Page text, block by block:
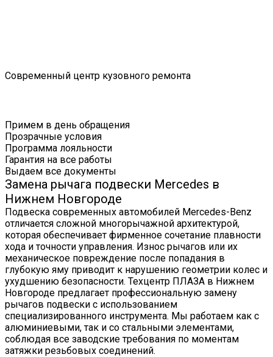
Современный центр кузовного ремонта
Примем в день обращения
Прозрачные условия
Программа лояльности
Гарантия на все работы
Выдаем все документы
Замена рычага подвески Mercedes в
Нижнем Новгороде
Подвеска современных автомобилей Mercedes-Benz
отличается сложной многорычажной архитектурой,
которая обеспечивает фирменное сочетание плавности
хода и точности управления. Износ рычагов или их
механическое повреждение после попадания в
глубокую яму приводит к нарушению геометрии колес и
ухудшению безопасности. Техцентр ПЛАЗА в Нижнем
Новгороде предлагает профессиональную замену
рычагов подвески с использованием
специализированного инструмента. Мы работаем как с
алюминиевыми, так и со стальными элементами,
соблюдая все заводские требования по моментам
затяжки резьбовых соединений.